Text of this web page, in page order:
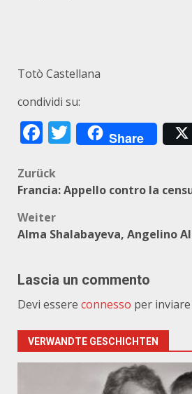
Totò Castellana
condividi su:
Facebook
Twitter
Share
Beitragsnavigation
Zurück
Francia: Appello contro la
Weiter
Alma Shalabayeva, Angelino
Lascia un commento
Devi essere connesso per
VERWANDTE GESCHICHTEN